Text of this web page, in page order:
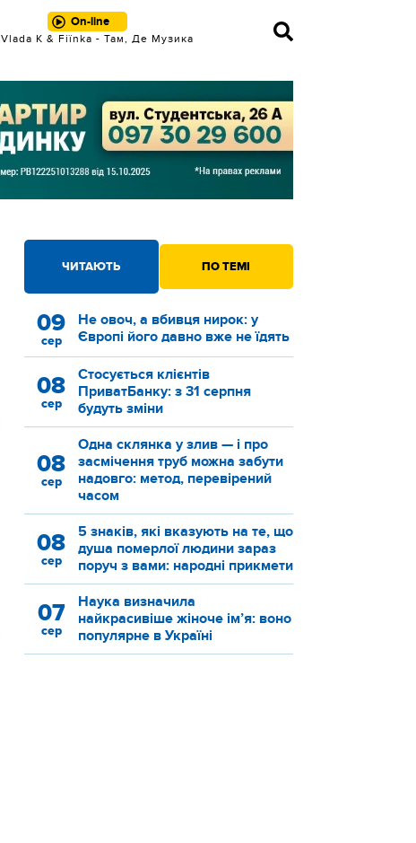
On-line
Vlada K & Fiїnka - Там, Де Музика
ЧИТАЮТЬ ПО ТЕМІ
09
сер
Не овоч, а вбивця нирок: у
Європі його давно вже не їдять
08
сер
Стосується клієнтів
ПриватБанку: з 31 серпня
будуть зміни
08
сер
Одна склянка у злив — і про
засмічення труб можна забути
надовго: метод, перевірений
часом
08
сер
5 знаків, які вказують на те, що
душа померлої людини зараз
поруч з вами: народні прикмети
07
сер
Наука визначила
найкрасивіше жіноче ім’я: воно
популярне в Україні